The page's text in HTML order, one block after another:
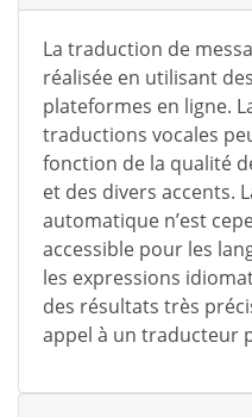
La traduction de
réalisée en utilisant
plateformes en ligne.
traductions vocales
fonction de la qualité
et des divers accents.
automatique n’est
accessible pour les
les expressions
des résultats très
appel à un traducteur